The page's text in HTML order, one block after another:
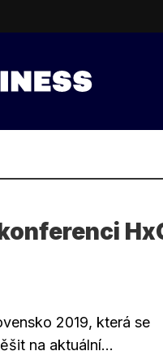
2019, která se
na aktuální...